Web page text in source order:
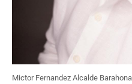
Mictor Fernandez Alcalde Barahona